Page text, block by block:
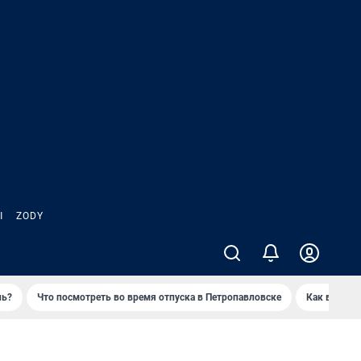
ZODY
Что посмотреть во время отпуска в Петропавловске Как